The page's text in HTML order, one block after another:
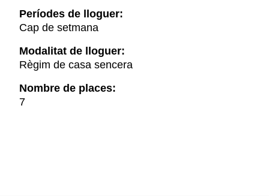
Períodes de lloguer:
Cap de setmana
Modalitat de lloguer:
Règim de casa sencera
Nombre de places:
7